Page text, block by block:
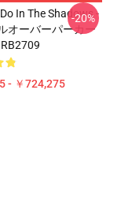
In The Shadows -
オーバーパーカー
- ￥724,275
-20%